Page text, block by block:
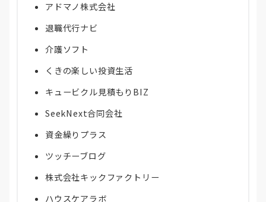
アドマノ株式会社
退職代行ナビ
介護ソフト
くきの楽しい投資生活
キュービクル見積もりBIZ
SeekNext合同会社
資金繰りプラス
ツッチーブログ
株式会社キックファクトリー
ハウスケアラボ